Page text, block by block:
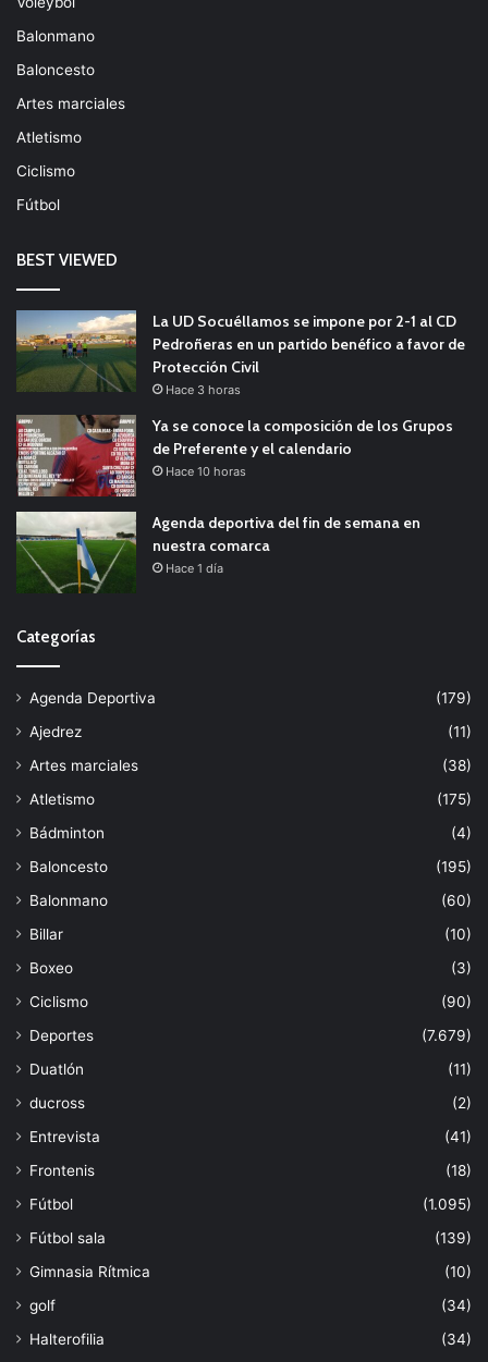
Balonmano
Baloncesto
Artes marciales
Atletismo
Ciclismo
Fútbol
BEST VIEWED
La UD Socuéllamos se impone por 2-1 al CD
Pedroñeras en un partido benéfico a favor de
Protección Civil
Hace 3 horas
Ya se conoce la composición de los Grupos
de Preferente y el calendario
Hace 10 horas
Agenda deportiva del fin de semana en
nuestra comarca
Hace 1 día
Categorías
Agenda Deportiva
(179)
Ajedrez
(11)
Artes marciales
(38)
Atletismo
(175)
Bádminton
(4)
Baloncesto
(195)
Balonmano
(60)
Billar
(10)
Boxeo
(3)
Ciclismo
(90)
Deportes
(7.679)
Duatlón
(11)
ducross
(2)
Entrevista
(41)
Frontenis
(18)
Fútbol
(1.095)
Fútbol sala
(139)
Gimnasia Rítmica
(10)
golf
(34)
Halterofilia
(34)